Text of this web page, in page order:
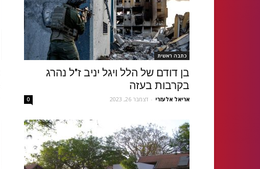
כתבה ראשית
בן דודם של הלל ויגל יניב ז"ל נהרג
בקרבות בעזה
אריאל אלעזרי - דצמבר 26, 2023 0